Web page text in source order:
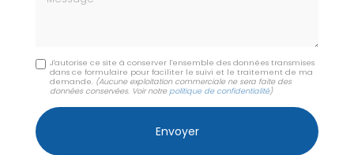
J'autorise ce site à conserver l'ensemble des données transmises
dans ce formulaire pour faciliter le suivi et le traitement de ma
demande. (Aucune exploitation commerciale ne sera faite des
données conservées. Voir notre politique de confidentialité)